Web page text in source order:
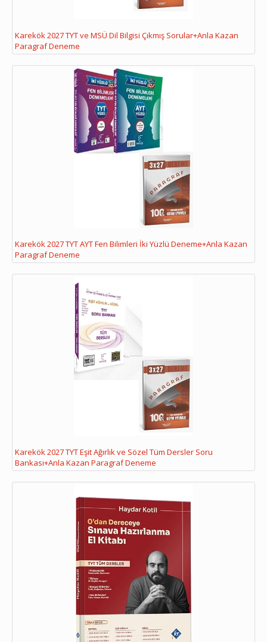
Karekök 2027 TYT ve MSÜ Dil Bilgisi Çıkmış Sorular+Anla Kazan
Paragraf Deneme
Karekök 2027 TYT AYT Fen Bilimleri İki Yüzlü Deneme+Anla Kazan
Paragraf Deneme
Karekök 2027 TYT Eşit Ağırlık ve Sözel Tüm Dersler Soru
Bankası+Anla Kazan Paragraf Deneme